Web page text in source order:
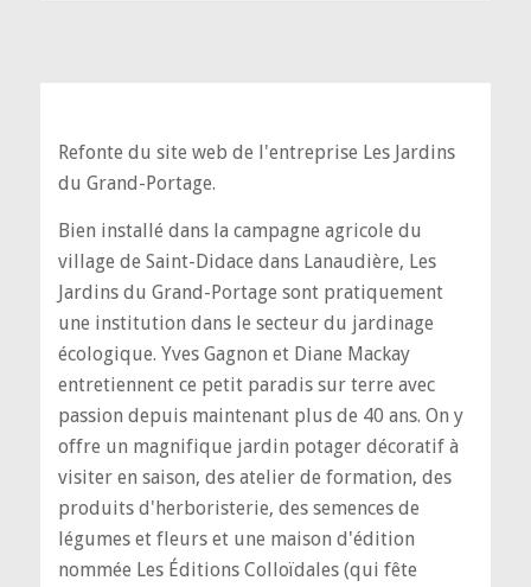
Refonte du site web de l'entreprise Les Jardins
du Grand-Portage.
Bien installé dans la campagne agricole du
village de Saint-Didace dans Lanaudière, Les
Jardins du Grand-Portage sont pratiquement
une institution dans le secteur du jardinage
écologique. Yves Gagnon et Diane Mackay
entretiennent ce petit paradis sur terre avec
passion depuis maintenant plus de 40 ans. On y
offre un magnifique jardin potager décoratif à
visiter en saison, des atelier de formation, des
produits d'herboristerie, des semences de
légumes et fleurs et une maison d'édition
nommée Les Éditions Colloïdales (qui fête